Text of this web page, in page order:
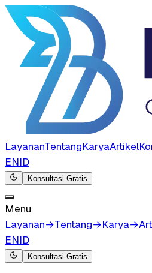
LayananTentangKaryaArtikel
ENID
Konsultasi Gratis
Menu
Layanan→Tentang→Karya→
ENID
Konsultasi Gratis